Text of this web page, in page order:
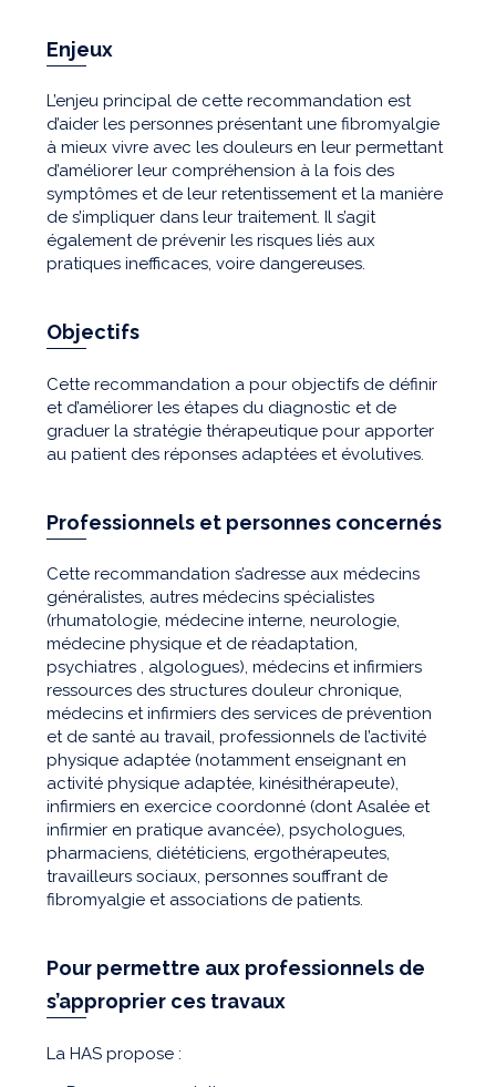
Enjeux
L’enjeu principal de cette recommandation est
d’aider les personnes présentant une fibromyalgie
à mieux vivre avec les douleurs en leur permettant
d’améliorer leur compréhension à la fois des
symptômes et de leur retentissement et la manière
de s’impliquer dans leur traitement. Il s’agit
également de prévenir les risques liés aux
pratiques inefficaces, voire dangereuses.
Objectifs
Cette recommandation a pour objectifs de définir
et d’améliorer les étapes du diagnostic et de
graduer la stratégie thérapeutique pour apporter
au patient des réponses adaptées et évolutives.
Professionnels et personnes concernés
Cette recommandation s’adresse aux médecins
généralistes, autres médecins spécialistes
(rhumatologie, médecine interne, neurologie,
médecine physique et de réadaptation,
psychiatres , algologues), médecins et infirmiers
ressources des structures douleur chronique,
médecins et infirmiers des services de prévention
et de santé au travail, professionnels de l’activité
physique adaptée (notamment enseignant en
activité physique adaptée, kinésithérapeute),
infirmiers en exercice coordonné (dont Asalée et
infirmier en pratique avancée), psychologues,
pharmaciens, diététiciens, ergothérapeutes,
travailleurs sociaux, personnes souffrant de
fibromyalgie et associations de patients.
Pour permettre aux professionnels de
s’approprier ces travaux
La HAS propose :